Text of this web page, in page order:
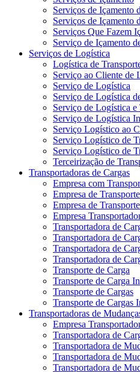
Serviços de Içamento
Serviços de Içamento
Serviços Que Fazem
Serviço de Içamento
Serviços de Logística
Logística de
Serviço ao Cliente de
Serviço de Logística
Serviço de Logística
Serviço de Logística e
Serviço de Logística
Serviço Logístico ao
Serviço Logístico de
Serviço Logístico de
Terceirização de
Transportadoras de Cargas
Empresa com
Empresa de Transporte
Empresa de
Empresa
Transportadora de
Transportadora de
Transportadora de
Transportadora de
Transporte de Carga
Transporte de Carga
Transporte de Cargas
Transporte de Cargas
Transportadoras de
Empresa
Transportadora de
Transportadora de
Transportadora de
Transportadora de